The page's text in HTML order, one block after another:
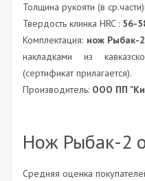
Толщина рукояти (в
Твердость клинка HRC : 56-
Комплектация: нож Рыбак-2
накладками из
(сертификат прилагается).
Производитель: ООО ПП
Нож Рыбак-2
Средняя оценка